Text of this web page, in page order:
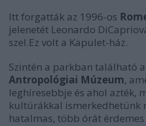
Itt forgatták az 1996-os
jelenetét Leonardo
szel.Ez volt a Kapulet-ház.
Szintén a parkban található a
Antropológiai Múzeum,
leghíresebbje és ahol azték,
kultúrákkal ismerkedhetünk
hatalmas, több órát